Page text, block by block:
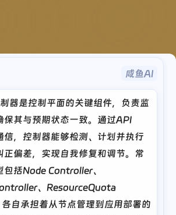
咸鱼AI
器是控制平面的关键组件，负责监
保其与预期状态一致。通过API
信，控制器能够检测、计划并执行
正偏差，实现自我修复和调节。常
包括Node Controller、
、ResourceQuota
自承担着从节点管理到应用部署的